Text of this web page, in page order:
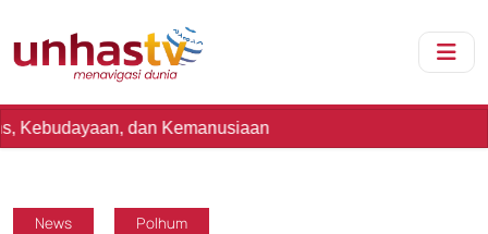
dan Kemanusiaan
News Polhum